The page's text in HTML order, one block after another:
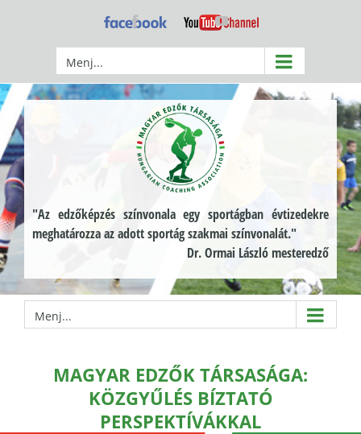
Facebook YouTube
Menj...
"Az edzőképzés színvonala egy sportágban évtizedekre
meghatározza az adott sportág szakmai színvonalát."
Dr. Ormai László mesteredző
Menj...
MAGYAR EDZŐK TÁRSASÁGA:
KÖZGYŰLÉS BÍZTATÓ
PERSPEKTÍVÁKKAL